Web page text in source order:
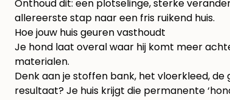
Onthoud dit: een plotselinge, sterke
allereerste stap naar een fris ruikend huis.
Hoe jouw huis geuren vasthoudt
Je hond laat overal waar hij komt meer
materialen.
Denk aan je stoffen bank, het vloerkleed,
resultaat? Je huis krijgt die permanente